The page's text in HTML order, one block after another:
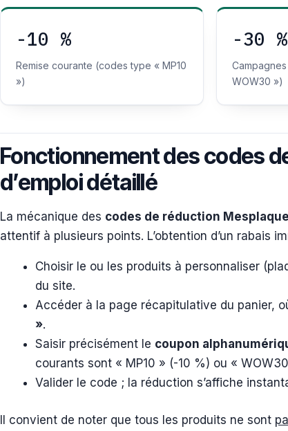
-10 %
Remise courante (codes type « MP10
»)
-30 %
WOW30 »)
Fonctionnement des codes
d’emploi détaillé
La mécanique des codes de réduction
attentif à plusieurs points. L’obtention d’un rabais
Choisir le ou les produits à personnaliser
du site.
Accéder à la page récapitulative du panier,
».
Saisir précisément le coupon
courants sont « MP10 » (-10 %) ou «
Valider le code ; la réduction s’affiche
Il convient de noter que tous les produits ne sont